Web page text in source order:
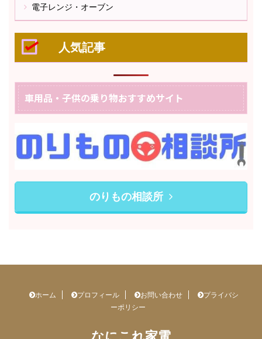
電子レンジ・オーブン
人気記事
車用品・子供の乗り物おすすめサイト
のりもの相談所
ホーム プロフィール お問い合わせ
プライバシ
ーポリシー
なにこれ家電